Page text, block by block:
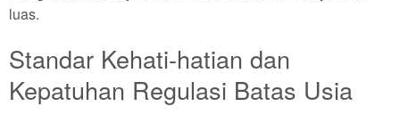
luas.
Standar Kehati-hatian dan
Kepatuhan Regulasi Batas Usia